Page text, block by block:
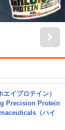
イプロテイン）
Precision Protein
（ハイ